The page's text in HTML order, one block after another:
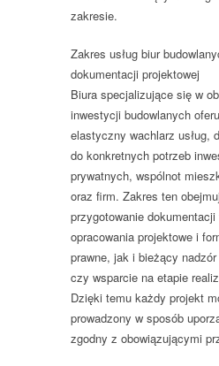
zakresie.
Zakres usług biur
dokumentacji projektowej
Biura specjalizujące się w
inwestycji budowlanych
elastyczny wachlarz usług,
do konkretnych potrzeb
prywatnych, wspólnot
oraz firm. Zakres ten
przygotowanie
opracowania projektowe i
prawne, jak i bieżący nadzór
czy wsparcie na etapie
Dzięki temu każdy projekt
prowadzony w sposób
zgodny z obowiązującymi